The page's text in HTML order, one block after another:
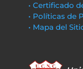
• Certificado
• Políticas de
• Mapa del